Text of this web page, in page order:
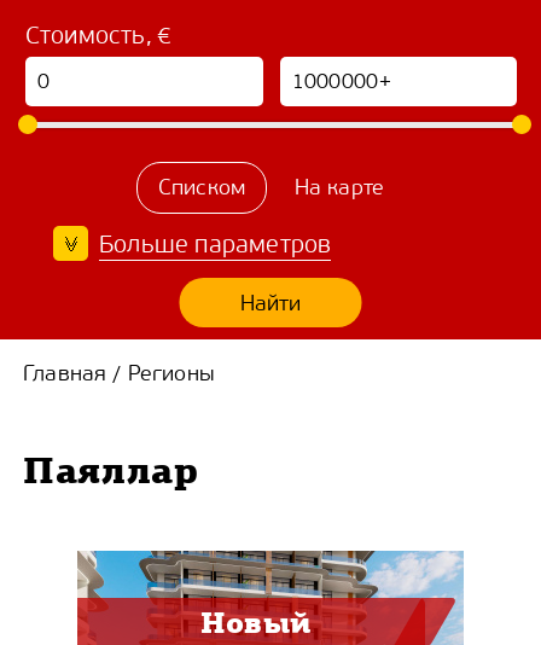
Стоимость, €
Списком На карте
Найти
Больше параметров
Главная / Регионы
Паяллар
Новый